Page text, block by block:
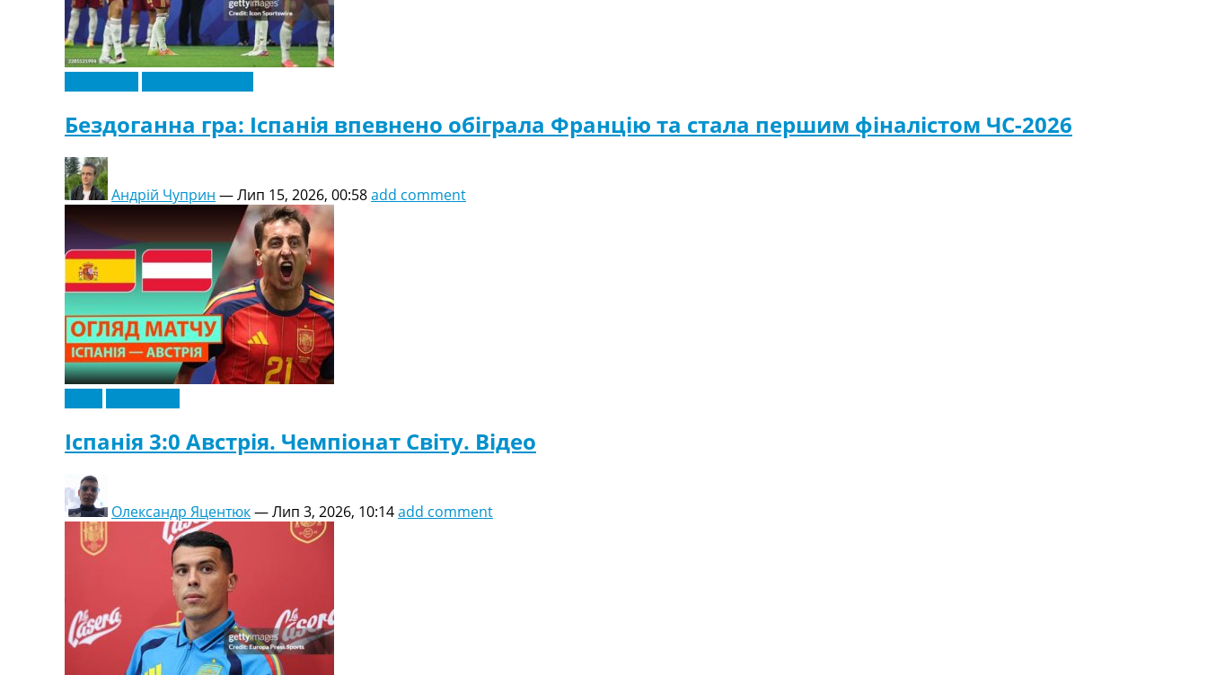
Бездоганна гра: Іспанія впевнено обіграла Францію та стала першим фіналістом ЧС-2026
Андрій Чуприн —Лип 15, 2026, 00:58add comment
Іспанія 3:0 Австрія. Чемпіонат Світу. Відео
Олександр Яцентюк—Лип 3, 2026, 10:14add comment